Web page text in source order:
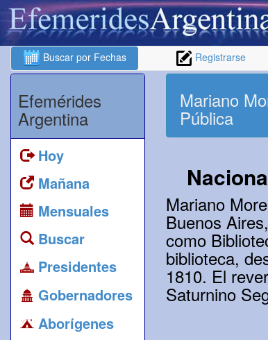
Buscar por Fechas Registrarse
Efemérides
Argentina
Hoy
Mañana
Mensuales
Buscar
Presidentes
Gobernadores
Aborígenes
Mariano
Pública
Mariano
Buenos
como
biblioteca,
1810. El
Saturnino